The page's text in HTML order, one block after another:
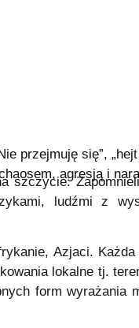
przejmuję się”,
agresją i
szczycie.
ludźmi z
Azjaci.
lokalne tj.
form wyrażania